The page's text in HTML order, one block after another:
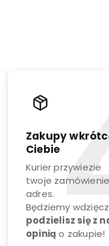
Zakupy
Ciebie
Kurier przywiezie
twoje
adres.
Będziemy
podzielisz się z
opiniąo zakupie!